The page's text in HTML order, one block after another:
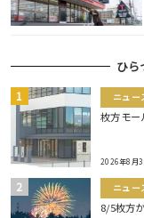
ひら
ニュー
枚方モー
2026年8月3
ニュー
8/5枚方